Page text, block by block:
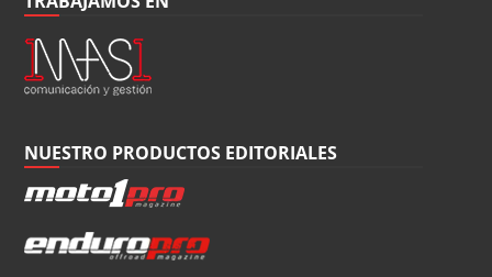
NUESTRO PRODUCTOS EDITORIALES